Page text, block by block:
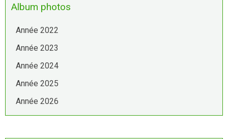
Album photos
Année 2022
Année 2023
Année 2024
Année 2025
Année 2026